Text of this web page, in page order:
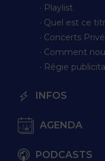
∙ Playlist
∙ Quel est ce
∙ Concerts
∙ Comment
∙ Régie
INFOS
AGENDA
PODCASTS